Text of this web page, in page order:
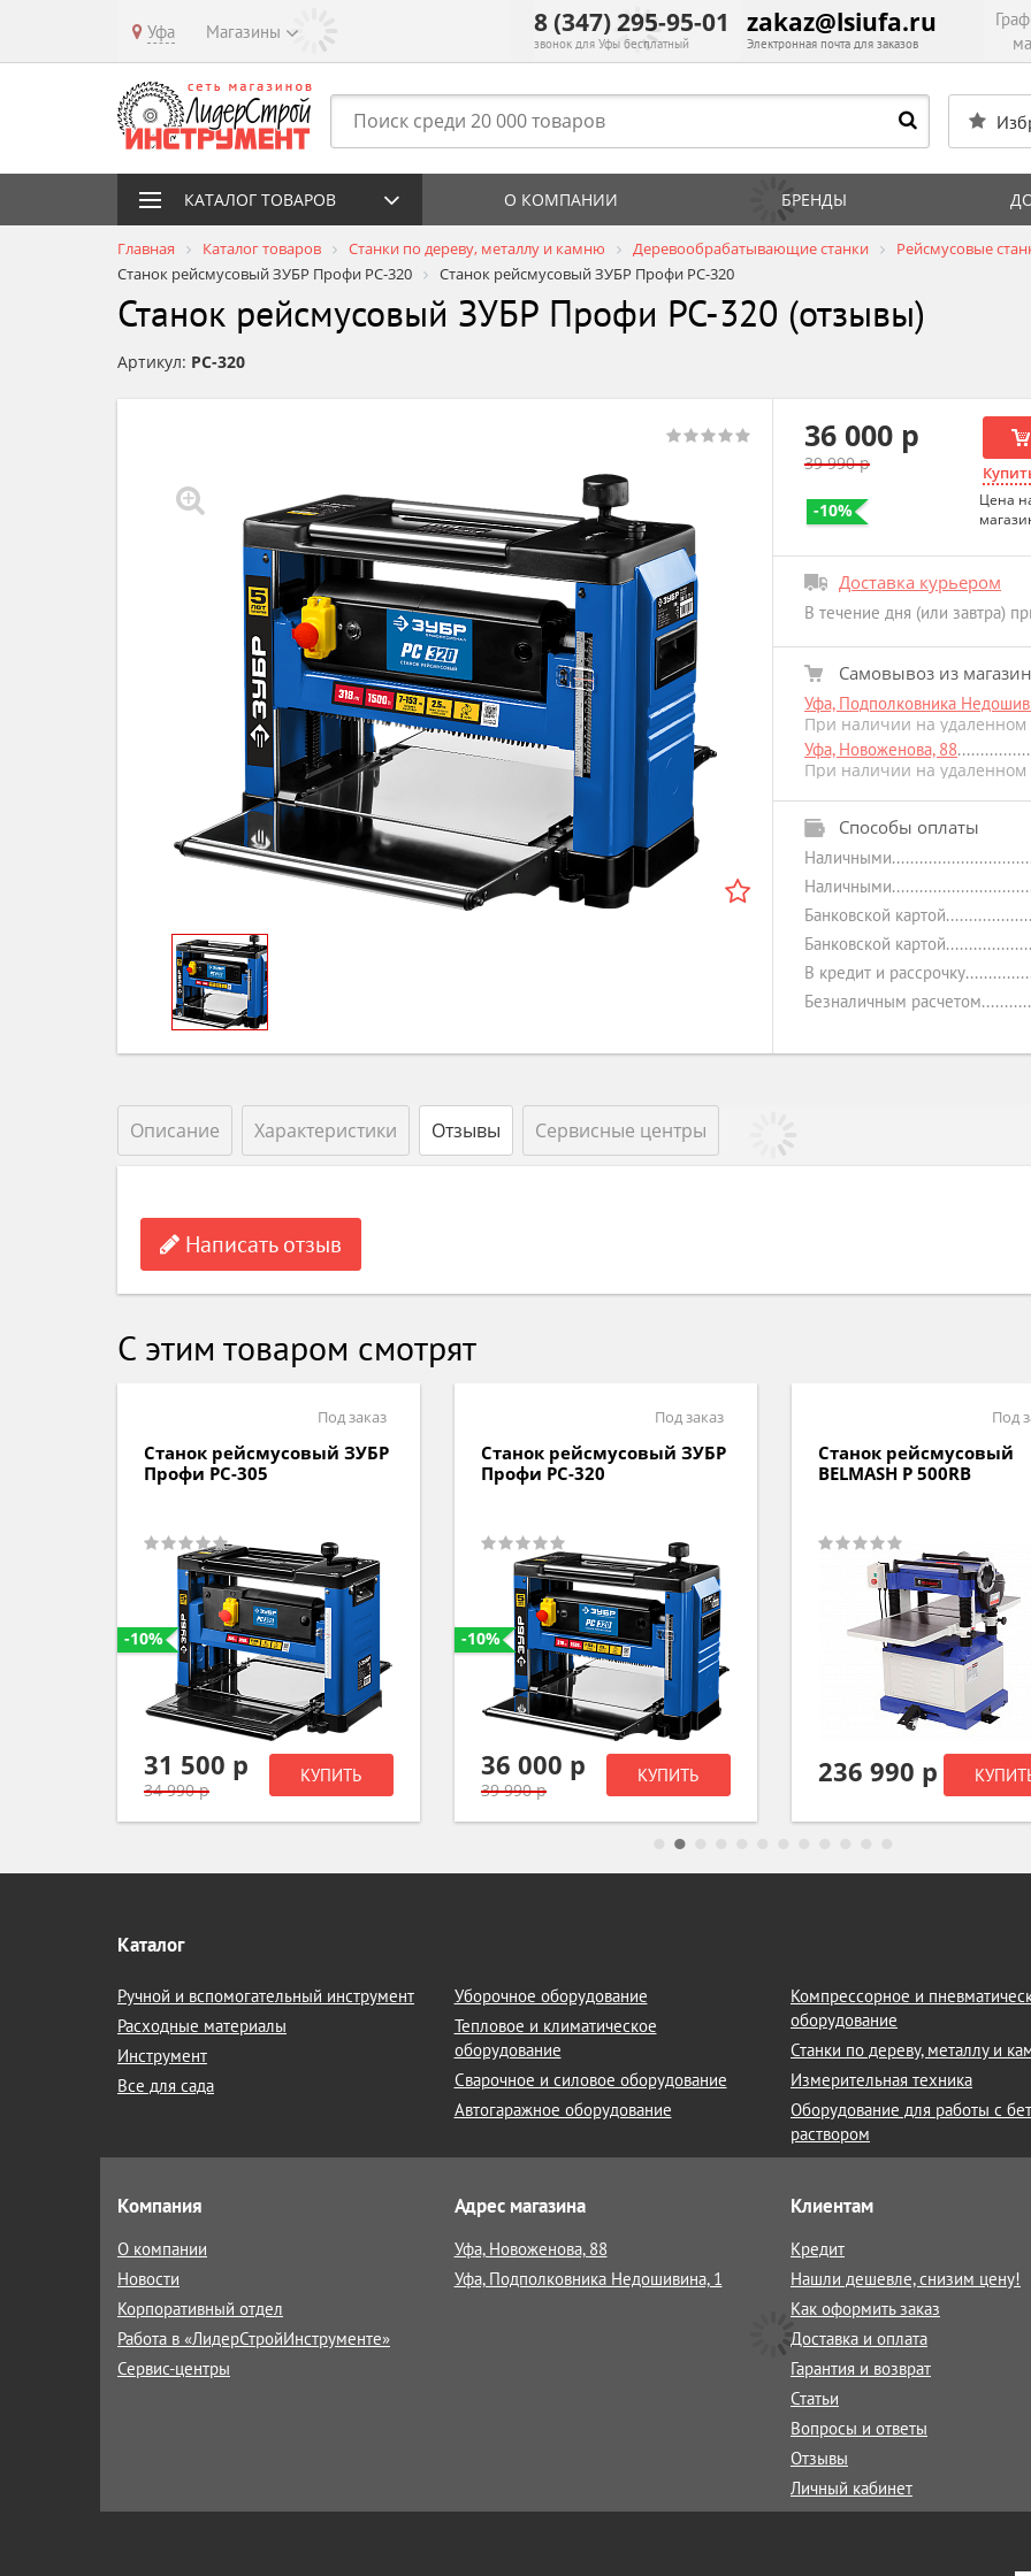
Уфа Магазины 8 (347) 295-95-01
звонок для Уфы бесплатный
zakaz@lsiufa.ru
Электронная почта для заказов
КАТАЛОГ ТОВАРОВ О КОМПАНИИ БРЕНДЫ
Главная Каталог товаров Станки по дереву, металлу и камню Деревообрабатывающие станки
Рейсмусовые
Станок рейсмусовый ЗУБР Профи РС-320
Станок рейсмусовый ЗУБР Профи РС-320
Станок рейсмусовый ЗУБР Профи РС-320 (отзывы)
Артикул: РС-320
36 000 р
39 990 р
-10%
Цена
Доставка курьером
В течение дня (или завтра)
Самовывоз из
Уфа, Подполковника
При наличии на удаленном
Уфа, Новоженова, 88
При наличии на удаленном
Способы оплаты
Наличными
Наличными
Банковской картой
Банковской картой
В кредит и рассрочку
Безналичным расчетом
Описание Характеристики Отзывы Сервисные центры
Написать отзыв
С этим товаром смотрят
Под заказ
Станок рейсмусовый ЗУБР
Профи РС-320
-10%
36 000 р
39 990 р
КУПИТЬ
Под заказ
Станок рейсмусовый
BELMASH P 500RB
236 990 р КУПИТЬ
Под
Станок рейсмусовый
BELMASH P 1800 S146A
42 990 р
Каталог
Ручной и вспомогательный инструмент
Расходные материалы
Инструмент
Все для сада
Уборочное оборудование
Тепловое и климатическое
оборудование
Сварочное и силовое оборудование
Автогаражное оборудование
Компрессорное и
оборудование
Станки по дереву, металлу и
Измерительная техника
Оборудование для работы с
раствором
Компания
О компании
Новости
Корпоративный отдел
Работа в «ЛидерСтройИнструменте»
Сервис-центры
Адрес магазина
Уфа, Новоженова, 88
Уфа, Подполковника Недошивина, 1
Клиентам
Кредит
Нашли дешевле, снизим цену!
Как оформить заказ
Доставка и оплата
Гарантия и возврат
Статьи
Вопросы и ответы
Отзывы
Личный кабинет